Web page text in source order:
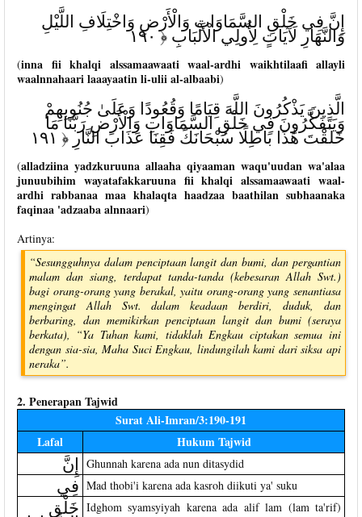
إِنَّ فِي خَلْقِ السَّمَاوَاتِ وَالْأَرْضِ وَاخْتِلَافِ اللَّيْلِ
وَالنَّهَارِ لَآيَاتٍ لِأُولِي الْأَلْبَابِ ﴿ ١٩٠
(inna fii khalqi alssamaawaati waal-ardhi waikhtilaafi allayli
waalnnahaari laaayaatin li-ulii al-albaabi)
الَّذِينَ يَذْكُرُونَ اللَّهَ قِيَامًا وَقُعُودًا وَعَلَىٰ جُنُوبِهِمْ
وَيَتَفَكَّرُونَ فِي خَلْقِ السَّمَاوَاتِ وَالْأَرْضِ رَبَّنَا مَا
خَلَقْتَ هَٰذَا بَاطِلًا سُبْحَانَكَ فَقِنَا عَذَابَ النَّارِ ﴿ ١٩١
(alladziina yadzkuruuna allaaha qiyaaman waqu'uudan wa'alaa
junuubihim wayatafakkaruuna fii khalqi alssamaawaati waal-
ardhi rabbanaa maa khalaqta haadzaa baathilan subhaanaka
faqinaa 'adzaaba alnnaari)
Artinya:
“Sesungguhnya dalam penciptaan langit dan bumi, dan pergantian
malam dan siang, terdapat tanda-tanda (kebesaran Allah Swt.)
bagi orang-orang yang berakal, yaitu orang-orang yang senantiasa
mengingat Allah Swt. dalam keadaan berdiri, duduk, dan
berbaring, dan memikirkan penciptaan langit dan bumi (seraya
berkata), “Ya Tuhan kami, tidaklah Engkau ciptakan semua ini
dengan sia-sia, Maha Suci Engkau, lindungilah kami dari siksa api
neraka”.
2. Penerapan Tajwid
Surat Ali-Imran/3:190-191
Lafal
Hukum Tajwid
إِنَّ Ghunnah karena ada nun ditasydid
فِي Mad thobi'i karena ada kasroh diikuti ya' suku
خَلْقِ Idghom syamsyiyah karena ada alif lam (lam ta'rif)